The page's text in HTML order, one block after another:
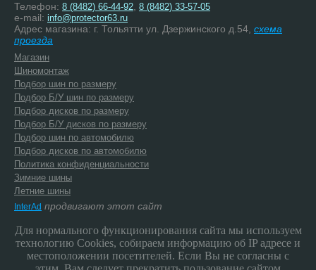
Телефон: 8 (8482) 66-44-92 8 (8482) 33-57-05
e-mail: info@protector63.ru
Адрес магазина: г. Тольятти ул. Дзержинского д.54, схема
проезда
Магазин
Шиномонтаж
Подбор шин по размеру
Подбор Б/У шин по размеру
Подбор дисков по размеру
Подбор Б/У дисков по размеру
Подбор шин по автомобилю
Подбор дисков по автомобилю
Политика конфиденциальности
Зимние шины
Летние шины
InterAd продвигают этот сайт
Для нормального функционирования сайта мы используем
технологию Cookies, собираем информацию об IP адресе и
местоположении посетителей. Если Вы не согласны с